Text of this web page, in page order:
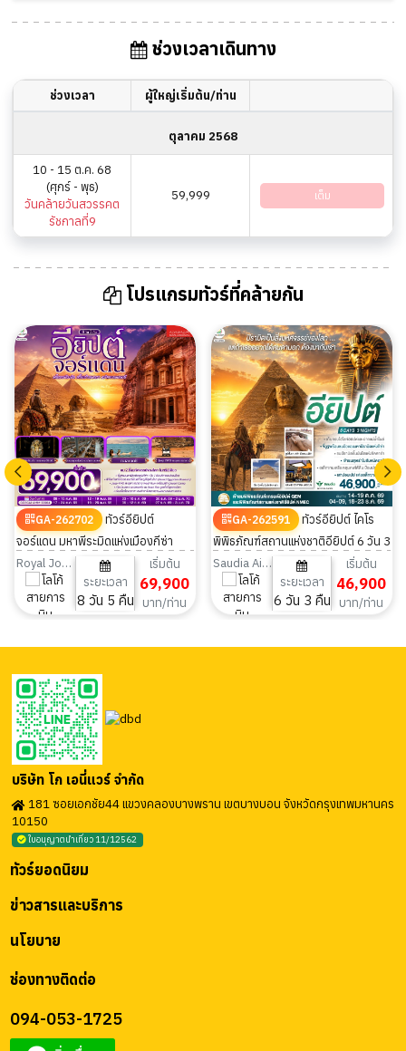
ช่วงเวลาเดินทาง
ช่วงเวลา ผู้ใหญ่เริ่มต้น/ท่าน
ตุลาคม 2568
10 - 15 ต.ค. 68
(ศุกร์ - พุธ)
วันคล้ายวันสวรรคต
รัชกาลที่9
59,999 เต็ม
โปรแกรมทัวร์ที่คล้ายกัน
GA-262702
ทัวร์อียิปต์
จอร์แดน มหาพีระมิดแห่งเมืองกีซ่า
พิพิธภัณฑ์แกรนด์อียิปต์ 8 วัน 5 คืน
Royal Jordanian
ระยะเวลา
8 วัน 5 คืน
เริ่มต้น
69,900
บาท/ท่าน
GA-262591
ทัวร์อียิปต์ ไคโร
พิพิธภัณฑ์สถานแห่งชาติอียิปต์ 6 วัน 3
คืน
Saudia Airlines
ระยะเวลา
6 วัน 3 คืน
เริ่มต้น
46,900
บาท/ท่าน
บริษัท โก เอนี่แวร์ จำกัด
181 ซอยเอกชัย44 แขวงคลองบางพราน เขตบางบอน จังหวัดกรุงเทพมหานคร
10150
ใบอนุญาตนำเที่ยว 11/12562
ช่องทางติดต่อ
094-053-1725
นโยบาย
ข่าวสารและบริการ
ทัวร์ยอดนิยม